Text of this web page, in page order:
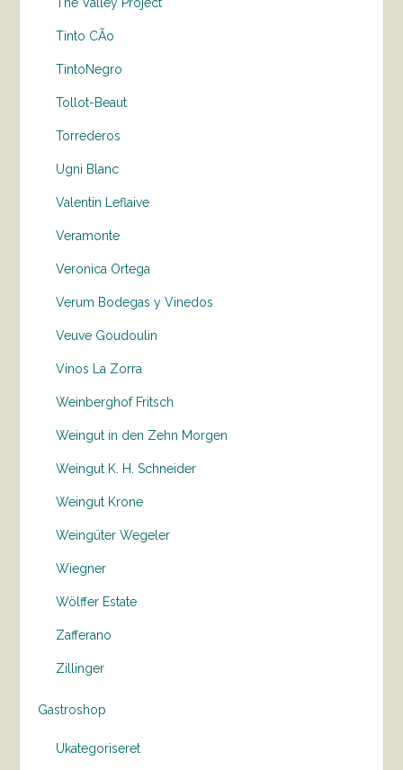
Tinto CÃo
TintoNegro
Tollot-Beaut
Torrederos
Ugni Blanc
Valentin Leflaive
Veramonte
Veronica Ortega
Verum Bodegas y Vinedos
Veuve Goudoulin
Vinos La Zorra
Weinberghof Fritsch
Weingut in den Zehn Morgen
Weingut K. H. Schneider
Weingut Krone
Weingüter Wegeler
Wiegner
Wölffer Estate
Zafferano
Zillinger
Gastroshop
Ukategoriseret